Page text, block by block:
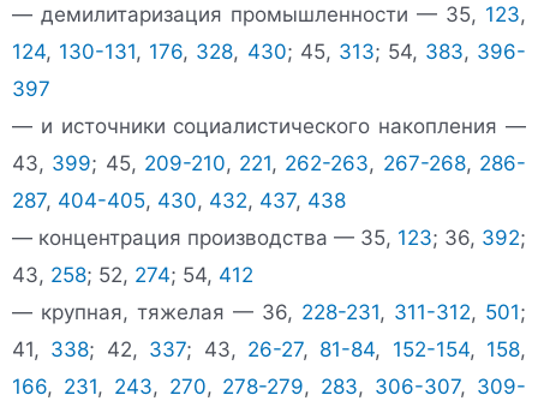
— демилитаризация промышленности — 35, 123,
124, 130-131, 176, 328, 430; 45, 313; 54, 383, 396-
397
— и источники социалистического накопления —
43, 399; 45, 209-210, 221, 262-263, 267-268, 286-
287, 404-405, 430, 432, 437, 438
— концентрация производства — 35, 123; 36, 392;
43, 258; 52, 274; 54, 412
— крупная, тяжелая — 36, 228-231, 311-312, 501;
41, 338; 42, 337; 43, 26-27, 81-84, 152-154, 158,
166, 231, 243, 270, 278-279, 283, 306-307, 309-